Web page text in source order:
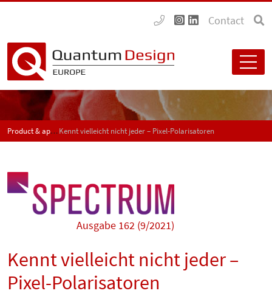
Contact
Product & application news - SPECTRUMKennt vielleicht nicht jeder – Pixel-Polarisatoren
Ausgabe 162 (9/2021)
Kennt vielleicht nicht jeder –
Pixel-Polarisatoren